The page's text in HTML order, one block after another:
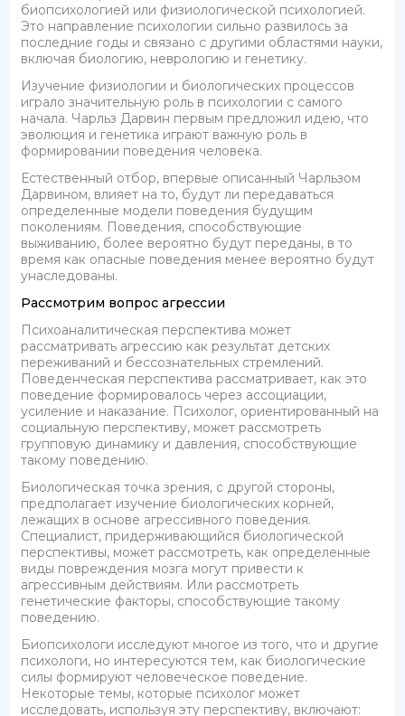
биопсихологией или физиологической психологией.
Это направление психологии сильно развилось за
последние годы и связано с другими областями науки,
включая биологию, неврологию и генетику.
Изучение физиологии и биологических процессов
играло значительную роль в психологии с самого
начала. Чарльз Дарвин первым предложил идею, что
эволюция и генетика играют важную роль в
формировании поведения человека.
Естественный отбор, впервые описанный Чарльзом
Дарвином, влияет на то, будут ли передаваться
определенные модели поведения будущим
поколениям. Поведения, способствующие
выживанию, более вероятно будут переданы, в то
время как опасные поведения менее вероятно будут
унаследованы.
Рассмотрим вопрос агрессии
Психоаналитическая перспектива может
рассматривать агрессию как результат детских
переживаний и бессознательных стремлений.
Поведенческая перспектива рассматривает, как это
поведение формировалось через ассоциации,
усиление и наказание. Психолог, ориентированный на
социальную перспективу, может рассмотреть
групповую динамику и давления, способствующие
такому поведению.
Биологическая точка зрения, с другой стороны,
предполагает изучение биологических корней,
лежащих в основе агрессивного поведения.
Специалист, придерживающийся биологической
перспективы, может рассмотреть, как определенные
виды повреждения мозга могут привести к
агрессивным действиям. Или рассмотреть
генетические факторы, способствующие такому
поведению.
Биопсихологи исследуют многое из того, что и другие
психологи, но интересуются тем, как биологические
силы формируют человеческое поведение.
Некоторые темы, которые психолог может
исследовать, используя эту перспективу, включают: